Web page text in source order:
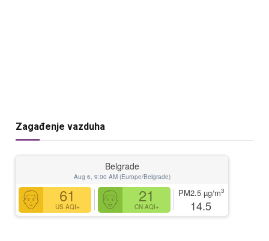
Zagađenje vazduha
Belgrade
Aug 6, 9:00 AM (Europe/Belgrade)
61
US AQI+
21
CN AQI+
PM2.5 µg/m3
14.5